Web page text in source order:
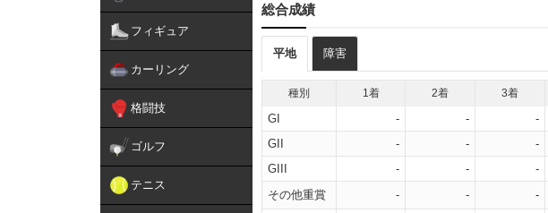
フィギュア
カーリング
格闘技
ゴルフ
テニス
総合成績
平地 障害
種別 1着 2着 3着
GI - - -
GII
- - -
GIII
- - -
その他重賞
- - -